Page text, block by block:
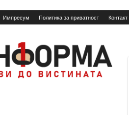
Импресум Политика за приватност Контакт
Informa.mk